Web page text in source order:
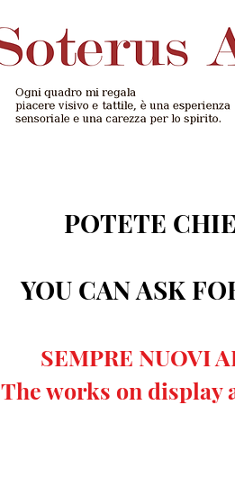
POTETE
YOU CAN ASK
SEMPRE NUOVI
The works on display